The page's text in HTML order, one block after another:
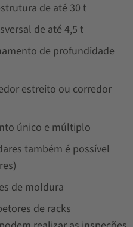
de até 30 t
de até 4,5 t
de profundidade
estreito ou corredor
único e múltiplo
também é possível
de moldura
de racks